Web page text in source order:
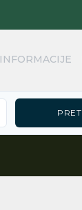
INFORMACIJE